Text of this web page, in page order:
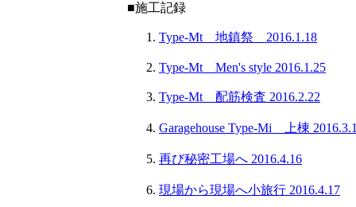
■施工記録
Type-Mt 地鎮祭 2016.1.18
Type-Mt Men's style 2016.1.25
Type-Mt 配筋検査 2016.2.22
Garagehouse Type-Mi 上棟
再び秘密工場へ 2016.4.16
現場から現場へ小旅行 2016.4.17